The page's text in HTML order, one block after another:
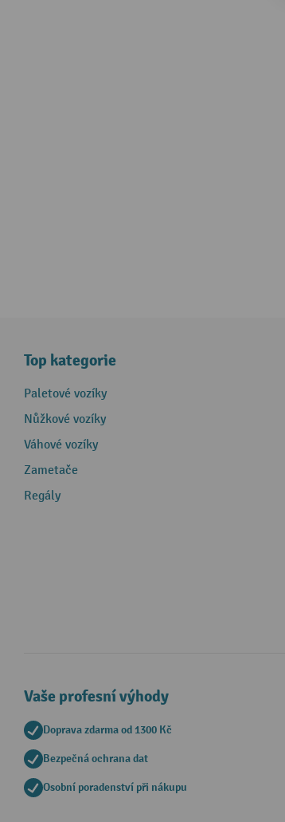
Top kategorie
Paletové vozíky
Nůžkové vozíky
Váhové vozíky
Zametače
Regály
Vaše profesní výhody
Doprava zdarma od 1300 Kč
Bezpečná ochrana dat
Osobní poradenství při nákupu